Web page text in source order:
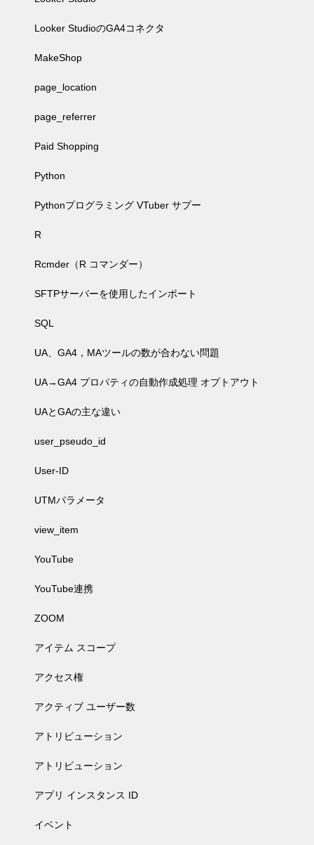
Looker StudioのGA4コネクタ
MakeShop
page_location
page_referrer
Paid Shopping
Python
Pythonプログラミング VTuber サプー
R
Rcmder（R コマンダー）
SFTPサーバーを使用したインポート
SQL
UA、GA4，MAツールの数が合わない問題
UA→GA4 プロパティの自動作成処理 オプトアウト
UAとGAの主な違い
user_pseudo_id
User-ID
UTMパラメータ
view_item
YouTube
YouTube連携
ZOOM
アイテム スコープ
アクセス権
アクティブ ユーザー数
アトリビューション
アトリビューション
アプリ インスタンス ID
イベント